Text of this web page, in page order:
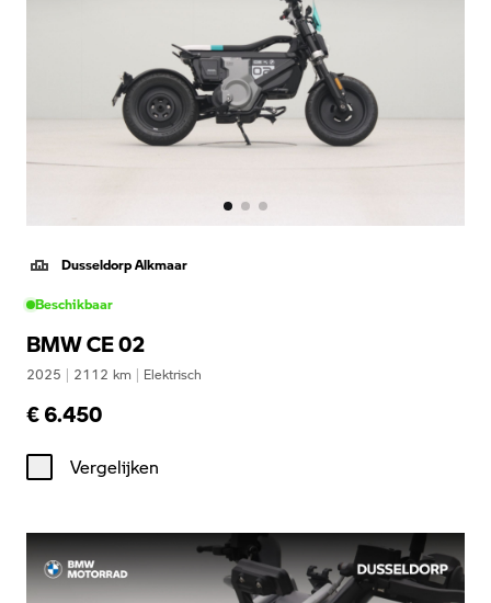
Dusseldorp Alkmaar
Beschikbaar
BMW CE 02
2025 | 2112 km | Elektrisch
€ 6.450
Vergelijken